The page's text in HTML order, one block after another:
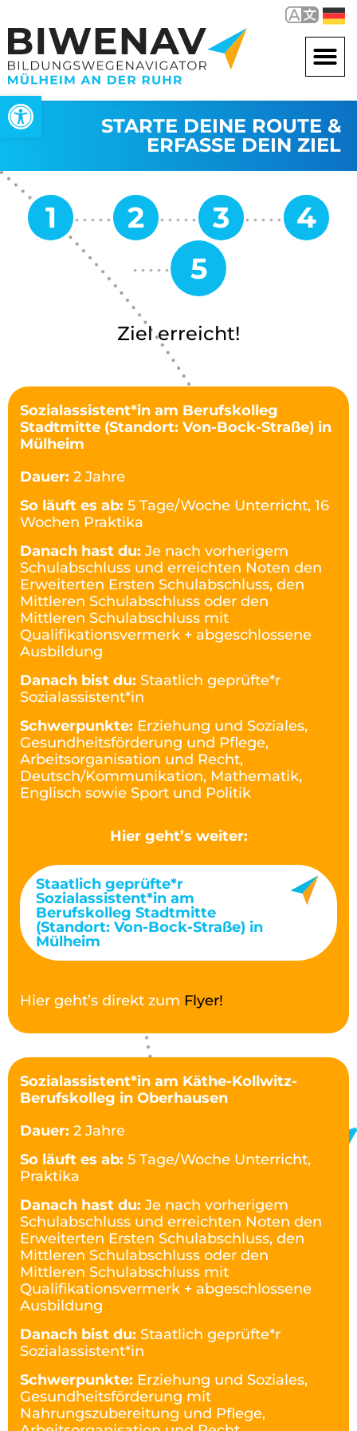
Open toolbar
STARTE DEINE ROUTE &
ERFASSE DEIN ZIEL
Ziel erreicht!
Sozialassistent*in am Berufskolleg
Stadtmitte (Standort: Von-Bock-Straße) in
Mülheim
Dauer: 2 Jahre
So läuft es ab: 5 Tage/Woche Unterricht, 16
Wochen Praktika
Danach hast du: Je nach vorherigem
Schulabschluss und erreichten Noten den
Erweiterten Ersten Schulabschluss, den
Mittleren Schulabschluss oder den
Mittleren Schulabschluss mit
Qualifikationsvermerk + abgeschlossene
Ausbildung
Danach bist du: Staatlich geprüfte*r
Sozialassistent*in
Schwerpunkte: Erziehung und Soziales,
Gesundheitsförderung und Pflege,
Arbeitsorganisation und Recht,
Deutsch/Kommunikation, Mathematik,
Englisch sowie Sport und Politik
Hier geht’s weiter:
Staatlich geprüfte*r
Sozialassistent*in am
Berufskolleg Stadtmitte
(Standort: Von-Bock-Straße) in
Mülheim
Hier geht’s direkt zum Flyer!
Sozialassistent*in am Käthe-Kollwitz-
Berufskolleg in Oberhausen
Dauer: 2 Jahre
So läuft es ab: 5 Tage/Woche Unterricht,
Praktika
Danach hast du: Je nach vorherigem
Schulabschluss und erreichten Noten den
Erweiterten Ersten Schulabschluss, den
Mittleren Schulabschluss oder den
Mittleren Schulabschluss mit
Qualifikationsvermerk + abgeschlossene
Ausbildung
Danach bist du: Staatlich geprüfte*r
Sozialassistent*in
Schwerpunkte: Erziehung und Soziales,
Gesundheitsförderung mit
Nahrungszubereitung und Pflege,